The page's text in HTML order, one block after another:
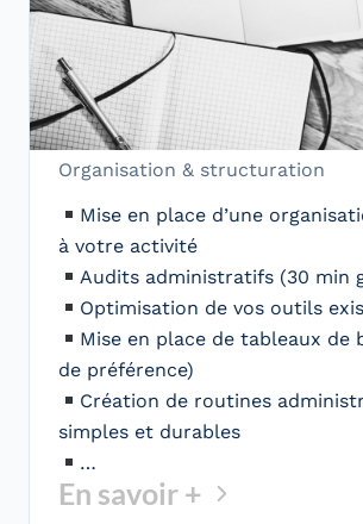
Organisation & structuration
Mise en place d’une
à votre activité
Audits administratifs (30 min
Optimisation de vos outils
Mise en place de tableaux de
de préférence)
Création de routines
simples et durables
…
En savoir +